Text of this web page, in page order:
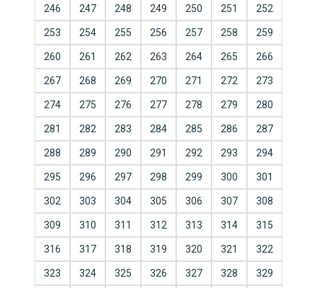
246 247 248 249 250 251 252
253 254 255 256 257 258 259
260 261 262 263 264 265 266
267 268 269 270 271 272 273
274 275 276 277 278 279 280
281 282 283 284 285 286 287
288 289 290 291 292 293 294
295 296 297 298 299 300 301
302 303 304 305 306 307 308
309 310 311 312 313 314 315
316 317 318 319 320 321 322
323 324 325 326 327 328 329